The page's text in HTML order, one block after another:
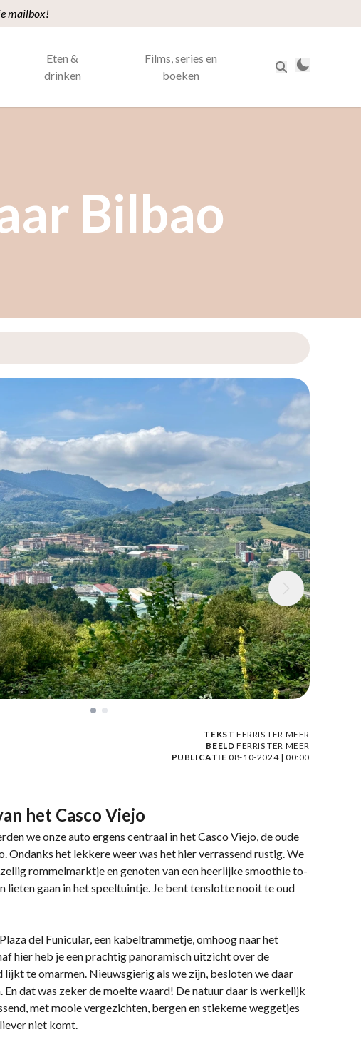
mailbox!
Eten &
drinken
Films, series en
boeken
Bilbao
TEKST FERRIS TER MEER
BEELD FERRIS TER MEER
PUBLICATIE08-10-2024 | 00:00
het Casco Viejo
we onze auto ergens centraal in het Casco Viejo, de oude
Ondanks het lekkere weer was het hier verrassend rustig. We
rommelmarktje en genoten van een heerlijke smoothie to-
lieten gaan in het speeltuintje. Je bent tenslotte nooit te oud
del Funicular, een kabeltrammetje, omhoog naar het
hier heb je een prachtig panoramisch uitzicht over de
lijkt te omarmen. Nieuwsgierig als we zijn, besloten we daar
En dat was zeker de moeite waard! De natuur daar is werkelijk
met mooie vergezichten, bergen en stiekeme weggetjes
niet komt.